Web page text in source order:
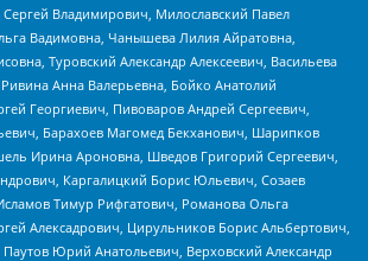
Владимирович, Милославский Павел
Вадимовна, Чанышева Лилия Айратовна,
Туровский Александр Алексеевич, Васильева
Ривина Анна Валерьевна, Бойко Анатолий
Георгиевич, Пивоваров Андрей Сергеевич,
Барахоев Магомед Бекханович, Шарипков
Ирина Ароновна, Шведов Григорий Сергеевич,
Каргалицкий Борис Юльевич, Созаев
Тимур Рифгатович, Романова Ольга
Алексадрович, Цирульников Борис Альбертович,
Паутов Юрий Анатольевич, Верховский Александр